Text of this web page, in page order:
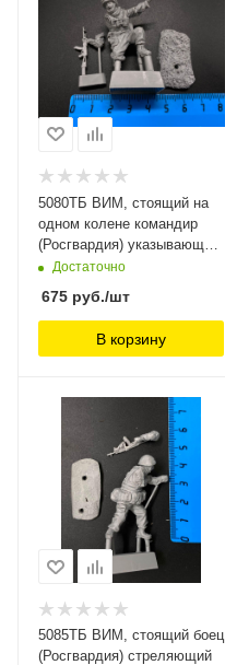
5080ТБ ВИМ, стоящий на
одном колене командир
(Росгвардия) указывающий
рукой Три Богатыря,
Достаточно
675 руб./шт
В корзину
5085ТБ ВИМ, стоящий боец
(Росгвардия) стреляющий